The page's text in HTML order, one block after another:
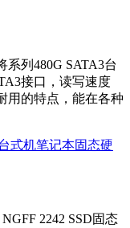
列480G SATA3台
接口，读写速度
用的特点，能在各种
式机笔记本固态硬
2242 SSD固态